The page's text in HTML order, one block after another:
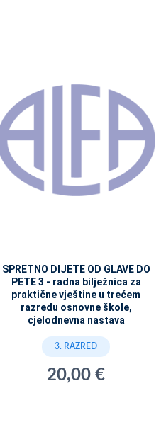
SPRETNO DIJETE OD GLAVE DO
PETE 3 - radna bilježnica za
praktične vještine u trećem
razredu osnovne škole,
cjelodnevna nastava
3. RAZRED
20,00 €